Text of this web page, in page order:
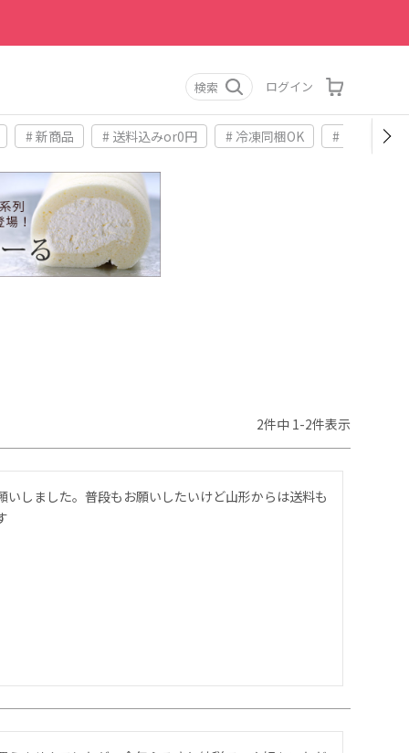
検索 ログイン
# 新商品 # 送料込みor0円 # 冷凍同梱OK # お土産
2件中 1-2件表示
しました。普段もお願いしたいけど山形からは送料も